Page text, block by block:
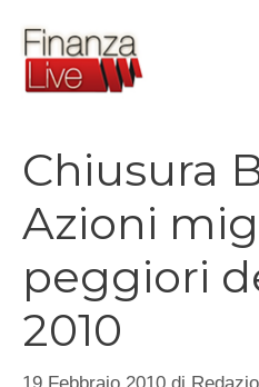
contenuto
Chiusura
Azioni
peggiori
2010